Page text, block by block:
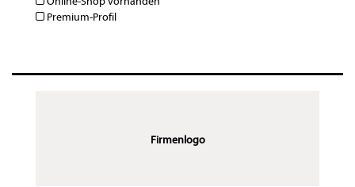
Premium-Profil
Firmenlogo